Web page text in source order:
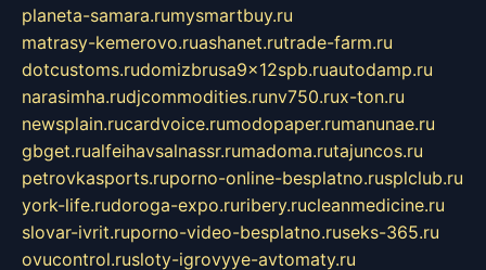
planeta-samara.rumysmartbuy.ru
matrasy-kemerovo.ruashanet.rutrade-farm.ru
dotcustoms.rudomizbrusa9x12spb.ruautodamp.ru
narasimha.rudjcommodities.runv750.rux-ton.ru
newsplain.rucardvoice.rumodopaper.rumanunae.ru
gbget.rualfeihavsalnassr.rumadoma.rutajuncos.ru
petrovkasports.ruporno-online-besplatno.rusplclub.ru
york-life.rudoroga-expo.ruribery.rucleanmedicine.ru
slovar-ivrit.ruporno-video-besplatno.ruseks-365.ru
ovucontrol.rusloty-igrovyye-avtomaty.ru